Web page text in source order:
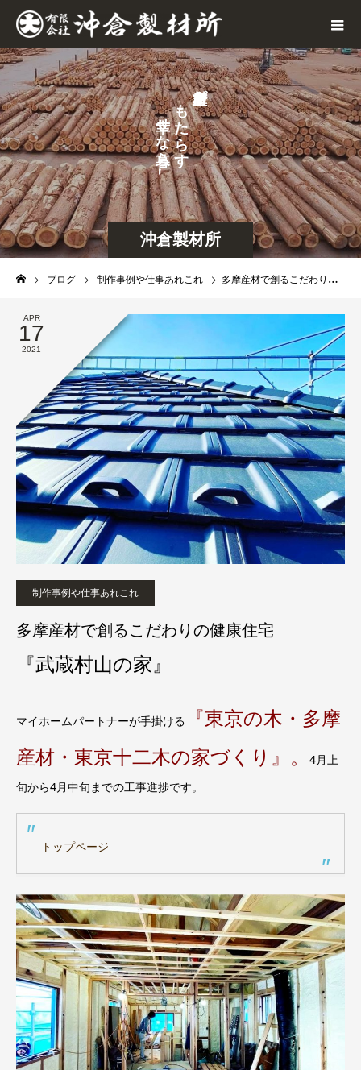
沖倉製材所
が
も
た
ら
す
せ
な
ら
し
ブログ 制作事例や仕事あれこれ 多摩産材で創るこだわりの健康住宅
APR
17
2021
制作事例や仕事あれこれ
多摩産材で創るこだわりの健康住宅
『武蔵村山の家』
マイホームパートナーが手掛ける
『東京の木・多摩
産材・東京十二木の家づくり』。
4月上
旬から4月中旬までの工事進捗です。
トップページ